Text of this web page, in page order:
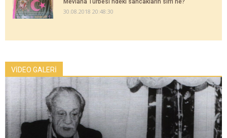
30.08.2018 20:48:30
VİDEO GALERİ